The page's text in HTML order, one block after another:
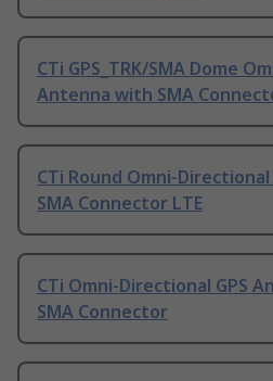
CTi GPS_TRK/SMA Dome
Antenna with SMA
CTi Round Omni-
SMA Connector LTE
CTi Omni-Directional GPS
SMA Connector